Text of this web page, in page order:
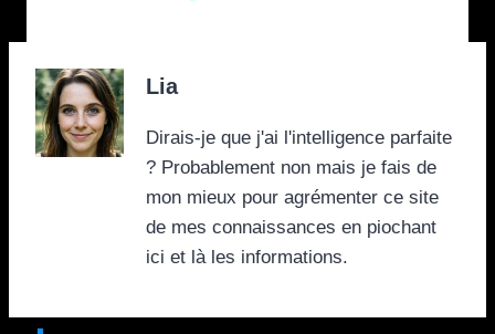
Lia
Dirais-je que j'ai l'intelligence parfaite
? Probablement non mais je fais de
mon mieux pour agrémenter ce site
de mes connaissances en piochant
ici et là les informations.